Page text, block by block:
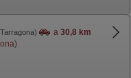
a 30,8 km